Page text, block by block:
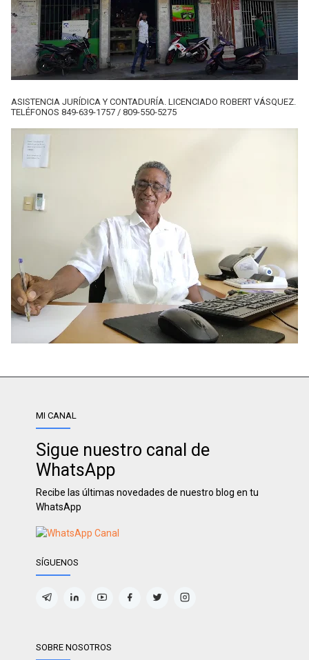
ASISTENCIA JURÍDICA Y CONTADURÍA. LICENCIADO ROBERT VÁSQUEZ.
TELÉFONOS 849-639-1757 / 809-550-5275
MI CANAL
Sigue nuestro canal de
WhatsApp
Recibe las últimas novedades de nuestro blog en tu
WhatsApp
SÍGUENOS
SOBRE NOSOTROS